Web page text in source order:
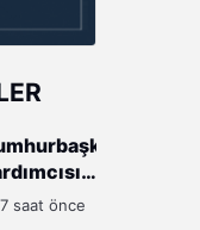
7 saat önce